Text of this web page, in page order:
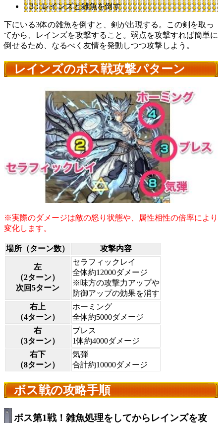
3：レインズと雑魚を倒す
下にいる3体の雑魚を倒すと、剣が出現する。この剣を取っ
てから、レインズを攻撃すること。弱点を攻撃すれば簡単に
倒せるため、なるべく友情を発動しつつ攻撃しよう。
レインズのボス戦攻撃パターン
※実際のダメージは敵の怒り状態や、属性相性の倍率により
変化します。
場所（ターン数） 攻撃内容
左
（2ターン）
次回5ターン
セラフィックレイ
全体約12000ダメージ
※味方の攻撃力アップや
防御アップの効果を消す
右上
（4ターン）
ホーミング
全体約5000ダメージ
右
（3ターン）
ブレス
1体約4000ダメージ
右下
（8ターン）
気弾
合計約10000ダメージ
ボス戦の攻略手順
ボス第1戦！雑魚処理をしてからレインズを攻